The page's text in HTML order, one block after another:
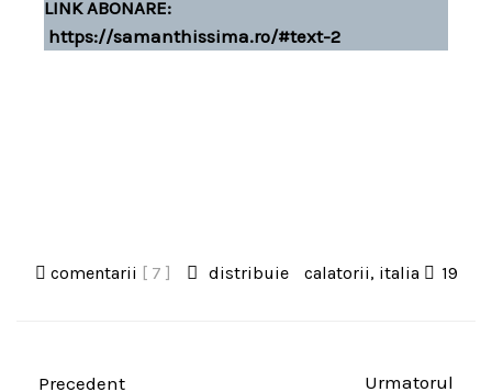
LINK ABONARE:
https://samanthissima.ro/#text-2
comentarii [ 7 ] distribuie calatorii, italia 19
Precedent Urmatorul